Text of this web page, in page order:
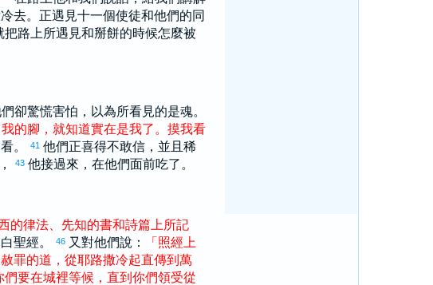
去。正遇見十一個使徒和他們的同
把路上所遇見和掰餅的時候怎麼被
卻驚慌害怕，以為所看見的是魂。
我的腳 ， 就知道實在是我了 。 摸我看
。 41 他們正喜得不敢信，並且稀
， 43 他接過來，在他們面前吃了。
的律法、 先知的書和詩篇 上 所記
聖經。 46 又對他們說： 「 照經 上
赦罪的道 ， 從耶路撒冷起直傳到 萬
們要在城裡等候， 直到 你們領受從